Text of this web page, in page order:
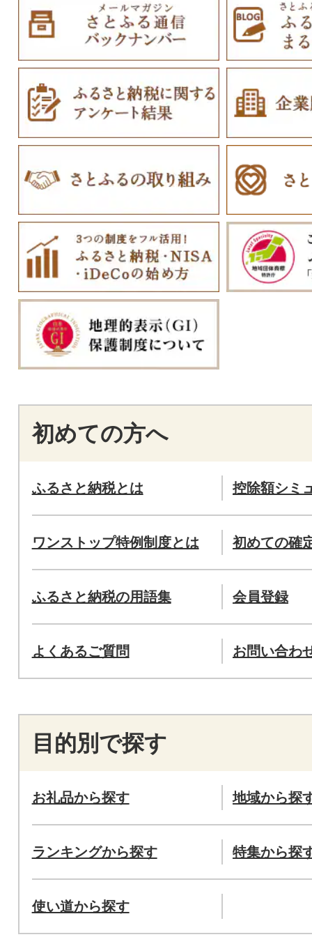
初めての方へ
ふるさと納税とは 控除額シミ
ワンストップ特例制度とは 初めての確
ふるさと納税の用語集 会員登録
よくあるご質問 お問い合わ
目的別で探す
お礼品から探す 地域から探
ランキングから探す 特集から探
使い道から探す